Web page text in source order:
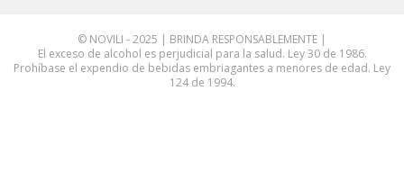
© NOVILI - 2025 | BRINDA RESPONSABLEMENTE |
El exceso de alcohol es perjudicial para la salud. Ley 30 de 1986.
Prohíbase el expendio de bebidas embriagantes a menores de edad. Ley
124 de 1994.